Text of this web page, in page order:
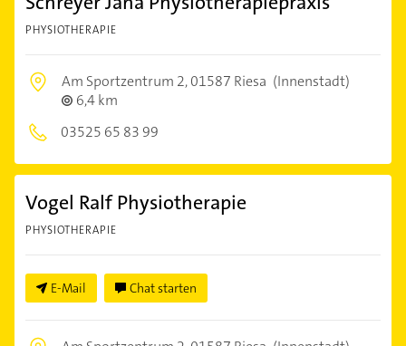
PHYSIOTHERAPIE
Am Sportzentrum 2,01587 Riesa (Innenstadt)
6,4 km
03525 65 83 99
Vogel Ralf Physiotherapie
PHYSIOTHERAPIE
E-Mail Chat starten